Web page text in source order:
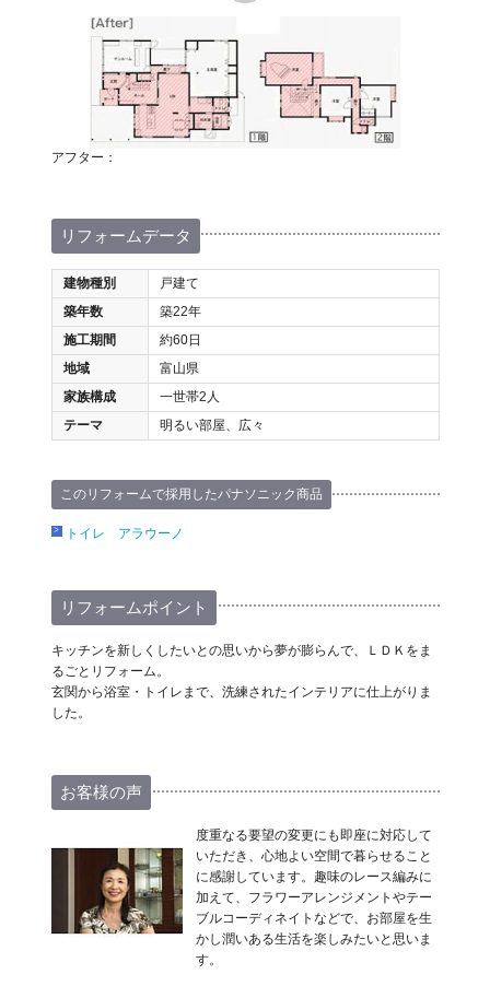
アフター：
リフォームデータ
建物種別
戸建て
築年数
築22年
施工期間
約60日
地域
富山県
家族構成
一世帯2人
テーマ
明るい部屋、広々
このリフォームで採用したパナソニック商品
トイレ アラウーノ
リフォームポイント
キッチンを新しくしたいとの思いから夢が膨らんで、ＬＤＫをま
るごとリフォーム。
玄関から浴室・トイレまで、洗練されたインテリアに仕上がりま
した。
お客様の声
度重なる要望の変更にも即座に対応して
いただき、心地よい空間で暮らせること
に感謝しています。趣味のレース編みに
加えて、フラワーアレンジメントやテー
ブルコーディネイトなどで、お部屋を生
かし潤いある生活を楽しみたいと思いま
す。